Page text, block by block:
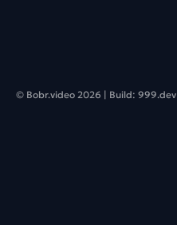
© Bobr.video 2026 | Build: 999.dev